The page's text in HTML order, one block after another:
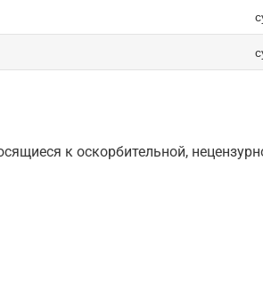
к оскорбительной,